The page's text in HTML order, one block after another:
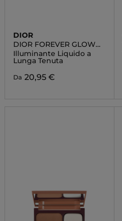
DIOR
DIOR FOREVER GLOW
MAXIMIZER
Illuminante Liquido a
Lunga Tenuta
Da 20,95 €